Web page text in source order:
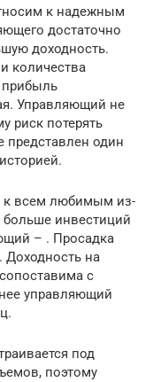
к надежным
достаточно
доходность.
количества
Управляющий не
риск потерять
один
к всем любимым из-
инвестиций
– . Просадка
Доходность на
с
управляющий
под
поэтому